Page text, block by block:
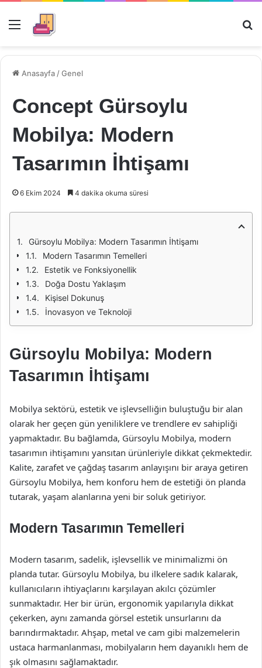
Menü
Anasayfa /Genel
Concept Gürsoylu
Mobilya: Modern
Tasarımın İhtişamı
6 Ekim 2024 4 dakika okuma süresi
Gürsoylu Mobilya: Modern Tasarımın İhtişamı
Modern Tasarımın Temelleri
Estetik ve Fonksiyonellik
Doğa Dostu Yaklaşım
Kişisel Dokunuş
İnovasyon ve Teknoloji
Gürsoylu Mobilya: Modern
Tasarımın İhtişamı
Mobilya sektörü, estetik ve işlevselliğin buluştuğu bir alan
olarak her geçen gün yeniliklere ve trendlere ev sahipliği
yapmaktadır. Bu bağlamda, Gürsoylu Mobilya, modern
tasarımın ihtişamını yansıtan ürünleriyle dikkat çekmektedir.
Kalite, zarafet ve çağdaş tasarım anlayışını bir araya getiren
Gürsoylu Mobilya, hem konforu hem de estetiği ön planda
tutarak, yaşam alanlarına yeni bir soluk getiriyor.
Modern Tasarımın Temelleri
Modern tasarım, sadelik, işlevsellik ve minimalizmi ön
planda tutar. Gürsoylu Mobilya, bu ilkelere sadık kalarak,
kullanıcıların ihtiyaçlarını karşılayan akılcı çözümler
sunmaktadır. Her bir ürün, ergonomik yapılarıyla dikkat
çekerken, aynı zamanda görsel estetik unsurlarını da
barındırmaktadır. Ahşap, metal ve cam gibi malzemelerin
ustaca harmanlanması, mobilyaların hem dayanıklı hem de
şık olmasını sağlamaktadır.